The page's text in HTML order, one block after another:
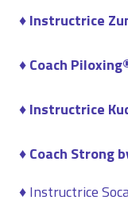
♦ Instructrice
♦ Coach
♦ Instructrice
♦ Coach Strong
♦ Instructrice